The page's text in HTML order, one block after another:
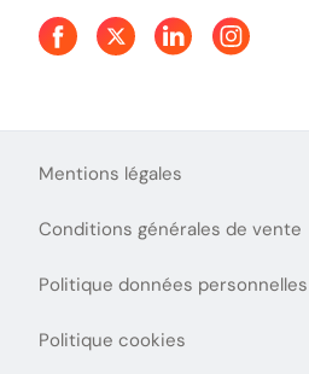
Presse
Mentions légales
Conditions générales de vente
Politique données personnelles
Politique cookies